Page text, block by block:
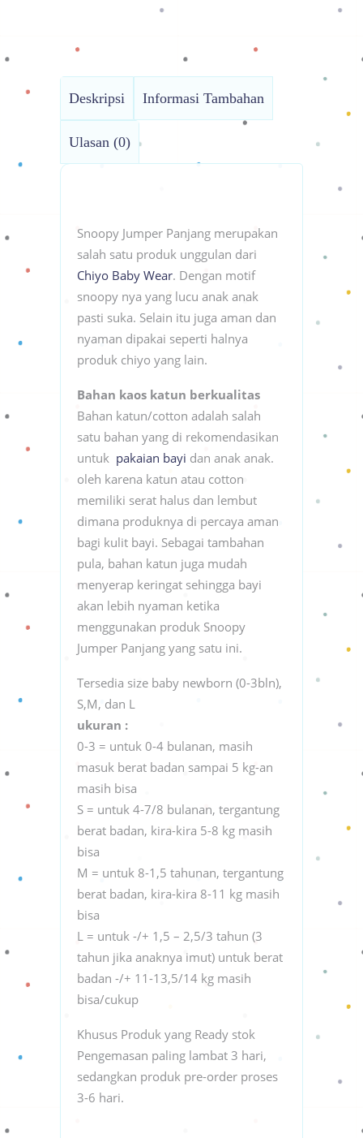
Deskripsi Informasi Tambahan
Ulasan (0)
Snoopy Jumper Panjang merupakan
salah satu produk unggulan dari
Chiyo Baby Wear. Dengan motif
snoopy nya yang lucu anak anak
pasti suka. Selain itu juga aman dan
nyaman dipakai seperti halnya
produk chiyo yang lain.
Bahan kaos katun berkualitas
Bahan katun/cotton adalah salah
satu bahan yang di rekomendasikan
untuk pakaian bayi dan anak anak.
oleh karena katun atau cotton
memiliki serat halus dan lembut
dimana produknya di percaya aman
bagi kulit bayi. Sebagai tambahan
pula, bahan katun juga mudah
menyerap keringat sehingga bayi
akan lebih nyaman ketika
menggunakan produk Snoopy
Jumper Panjang yang satu ini.
Tersedia size baby newborn (0-3bln),
S,M, dan L
ukuran :
0-3 = untuk 0-4 bulanan, masih
masuk berat badan sampai 5 kg-an
masih bisa
S = untuk 4-7/8 bulanan, tergantung
berat badan, kira-kira 5-8 kg masih
bisa
M = untuk 8-1,5 tahunan, tergantung
berat badan, kira-kira 8-11 kg masih
bisa
L = untuk -/+ 1,5 – 2,5/3 tahun (3
tahun jika anaknya imut) untuk berat
badan -/+ 11-13,5/14 kg masih
bisa/cukup
Khusus Produk yang Ready stok
Pengemasan paling lambat 3 hari,
sedangkan produk pre-order proses
3-6 hari.